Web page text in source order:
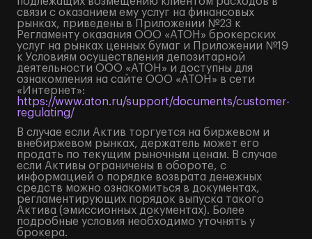
связи с оказанием ему услуг на финансовых
рынках, приведены в Приложении №23 к
Регламенту оказания ООО «АТОН» брокерских
услуг на рынках ценных бумаг и Приложении №19
к Условиям осуществления депозитарной
деятельности ООО «АТОН» и доступны для
ознакомления на сайте ООО «АТОН» в сети
«Интернет»:
https://www.aton.ru/support/documents/customer-
regulating/
В случае если Актив торгуется на биржевом и
внебиржевом рынках, держатель может его
продать по текущим рыночным ценам. В случае
если Активы ограничены в обороте, с
информацией о порядке возврата денежных
средств можно ознакомиться в документах,
регламентирующих порядок выпуска такого
Актива (эмиссионных документах). Более
подробные условия необходимо уточнять у
брокера.